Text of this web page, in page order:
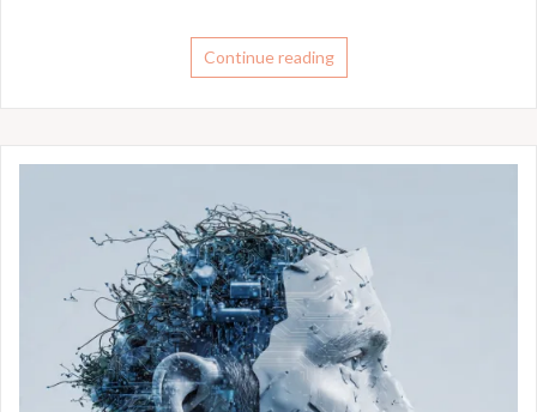
Continue reading